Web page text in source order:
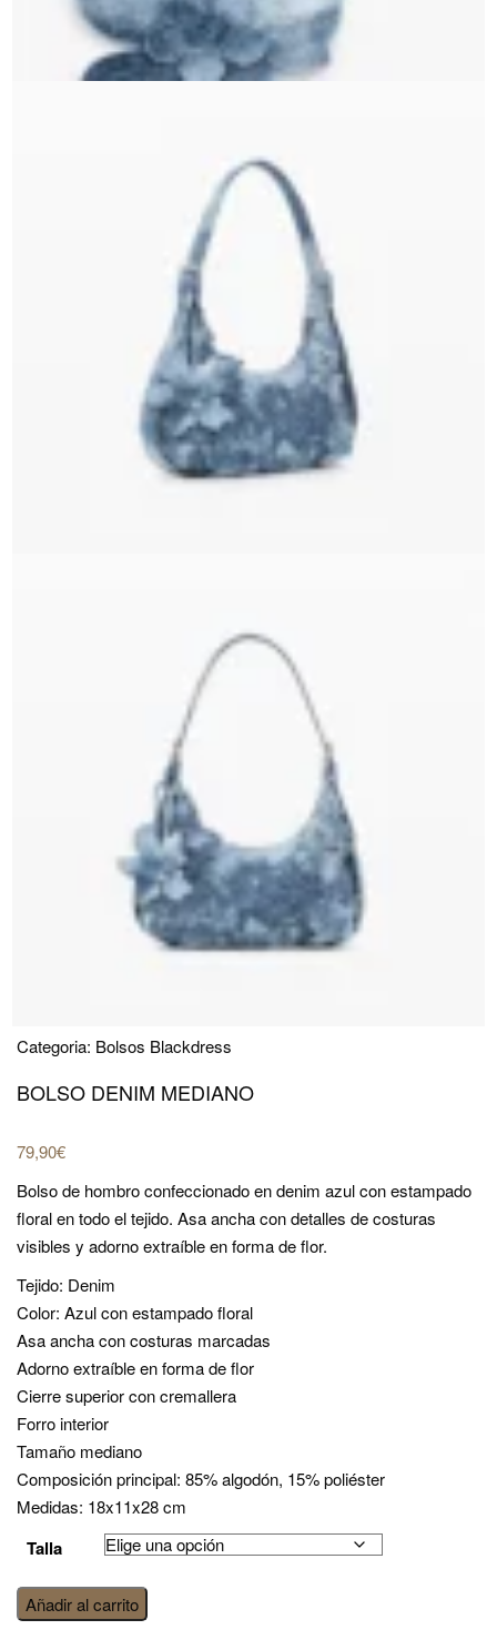
Categoria: Bolsos Blackdress
BOLSO DENIM MEDIANO
79,90€
Bolso de hombro confeccionado en denim azul con estampado
floral en todo el tejido. Asa ancha con detalles de costuras
visibles y adorno extraíble en forma de flor.
Tejido: Denim
Color: Azul con estampado floral
Asa ancha con costuras marcadas
Adorno extraíble en forma de flor
Cierre superior con cremallera
Forro interior
Tamaño mediano
Composición principal: 85% algodón, 15% poliéster
Medidas: 18x11x28 cm
Talla
bolso
denim
Añadir al carrito